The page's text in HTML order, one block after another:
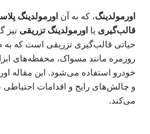
اورمولدینگ، که به آن اورمولدینگ
قالب‌گیری یا اورمولدینگ تزریقی نیز
حیاتی قالب‌گیری تزریقی است که به
روزمره مانند مسواک، محفظه‌های
خودرو استفاده می‌شود. این مقاله
و چالش‌های رایج و اقدامات
می‌کند.